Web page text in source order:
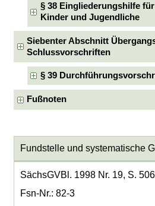
§ 38 Eingliederungshilfe
Kinder und Jugendliche
Siebenter Abschnitt
Schlussvorschriften
§ 39
Fußnoten
Fundstelle und systematische
SächsGVBl. 1998 Nr. 19, S. 506
Fsn-Nr.: 82-3